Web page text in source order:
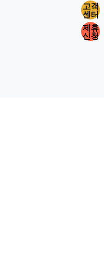
고객
센터
제휴
신청